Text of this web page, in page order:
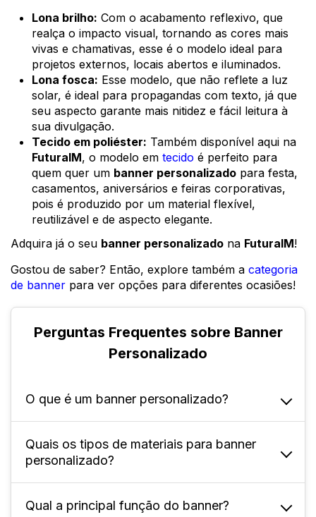
Lona brilho: Com o acabamento reflexivo, que
realça o impacto visual, tornando as cores mais
vivas e chamativas, esse é o modelo ideal para
projetos externos, locais abertos e iluminados.
Lona fosca: Esse modelo, que não reflete a luz
solar, é ideal para propagandas com texto, já que
seu aspecto garante mais nitidez e fácil leitura à
sua divulgação.
Tecido em poliéster: Também disponível aqui na
FuturaIM, o modelo em tecido é perfeito para
quem quer um banner personalizado para festa,
casamentos, aniversários e feiras corporativas,
pois é produzido por um material flexível,
reutilizável e de aspecto elegante.
Adquira já o seu banner personalizado na FuturaIM!
Gostou de saber? Então, explore também a categoria
de banner para ver opções para diferentes ocasiões!
Perguntas Frequentes sobre Banner
Personalizado
O que é um banner personalizado?
É um material impresso, produzido para
divulgar marcas, produtos, eventos ou
campanhas.
Quais os tipos de materiais para banner
personalizado?
Os banners podem ser feitos em diferentes
Qual a principal função do banner?